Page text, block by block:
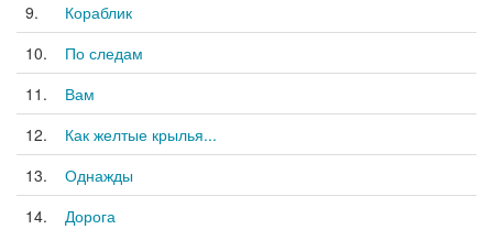
9.
Кораблик
10.
По следам
11.
Вам
12.
Как желтые крылья...
13.
Однажды
14.
Дорога